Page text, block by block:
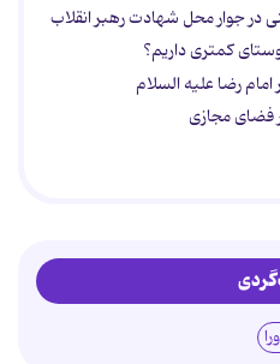
در جوار محل شهادت رهبر انقلاب
کمتری داریم؟
رضا علیه السلام
فضای مجازی